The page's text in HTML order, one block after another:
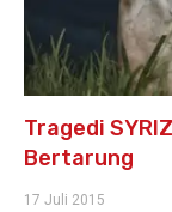
Tragedi
Bertarung
17 Juli 2015